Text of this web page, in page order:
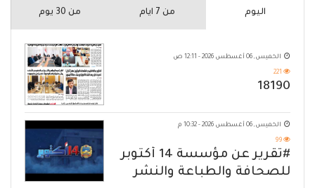
اليوم من 7 ايام من 30 يوم
الخميس, 06 أغسطس 2026 - 12:11 ص
221
18190
الخميس, 06 أغسطس 2026 - 10:32 م
99
#تقرير عن مؤسسة 14 أكتوبر
للصحافة والطباعة والنشر